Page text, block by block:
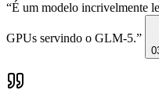
“É um modelo incrivelmente
GPUs servindo o GLM-5.”